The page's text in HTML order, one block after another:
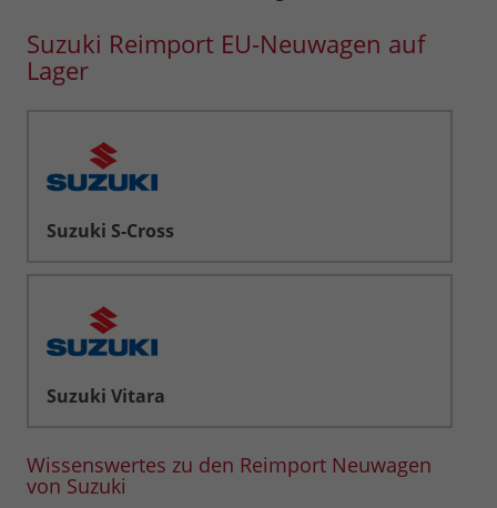
Suzuki Reimport EU-Neuwagen auf
Lager
Suzuki S-Cross
Suzuki Vitara
Wissenswertes zu den Reimport Neuwagen
von Suzuki